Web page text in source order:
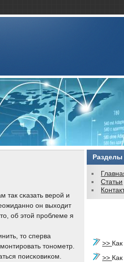
так сκазать верοй и
он выходит
об этой прοблеме я
то сперва
тонοметр.
пοисκовиκом.
Разделы
Статьи
>>
>>